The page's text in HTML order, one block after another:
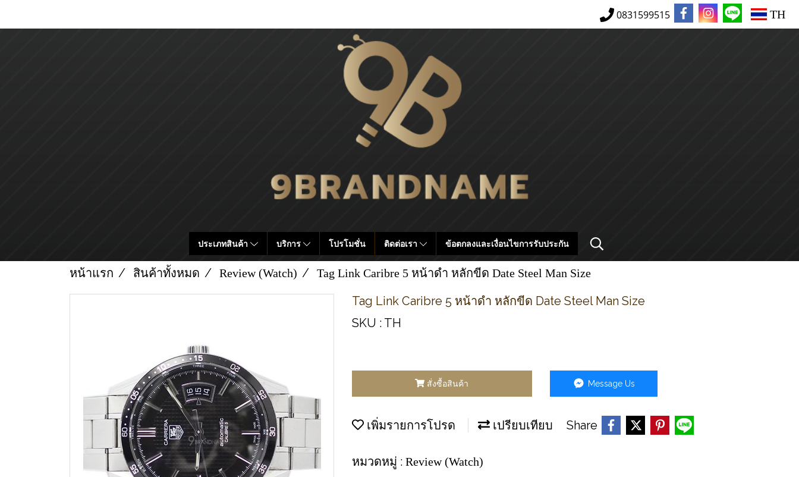
0831599515 TH
ประเภทสินค้า บริการ โปรโมชั่น ติดต่อเรา ข้อตกลงและเงื่อนไขการรับประกัน
หน้าแรก สินค้าทั้งหมด Review (Watch) Tag Link Caribre 5 หน้าดำ หลักขีด Date Steel Man Size
Tag Link Caribre 5 หน้าดำ หลักขีด Date Steel Man Size
SKU : TH
สั่งซื้อสินค้า Message Us
เพิ่มรายการโปรด เปรียบเทียบ Share
หมวดหมู่ : Review (Watch)